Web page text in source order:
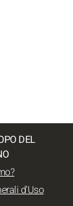
DEL
d'Uso